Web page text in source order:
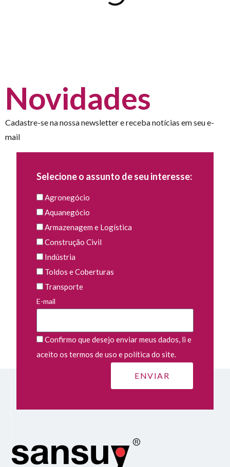
Novidades
Cadastre-se na nossa newsletter e receba notícias em seu e-
mail
Selecione o assunto de seu interesse:
Agronegócio
Aquanegócio
Armazenagem e Logística
Construção Civil
Indústria
Toldos e Coberturas
Transporte
E-mail
Confirmo que desejo enviar meus dados, li e
aceito os termos de uso e política do site.